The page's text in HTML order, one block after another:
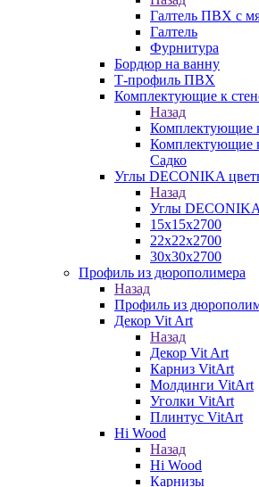
Галтель ПВХ с
Галтель
Фурнитура
Бордюр на ванну
Т-профиль ПВХ
Комплектующие к
Назад
Комплектующие
Комплектующие
Садко
Углы DECONIKA
Назад
Углы
15х15х2700
22х22х2700
30х30х2700
Профиль из дюрополимера
Назад
Профиль из
Декор Vit Art
Назад
Декор Vit Art
Карниз VitArt
Молдинги VitArt
Уголки VitArt
Плинтус VitArt
Hi Wood
Назад
Hi Wood
Карнизы